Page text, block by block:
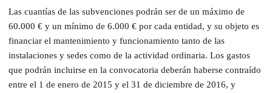
Las cuantías de las subvenciones podrán ser de un máximo de
60.000 € y un mínimo de 6.000 € por cada entidad, y su objeto es
financiar el mantenimiento y funcionamiento tanto de las
instalaciones y sedes como de la actividad ordinaria. Los gastos
que podrán incluirse en la convocatoria deberán haberse contraído
entre el 1 de enero de 2015 y el 31 de diciembre de 2016, y